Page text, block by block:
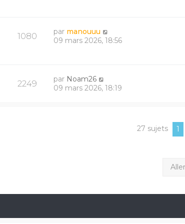
1080 par manouuu
09 mars 2026, 18:56
2249 par Noam26
09 mars 2026, 18:19
27 sujets 1
Aller